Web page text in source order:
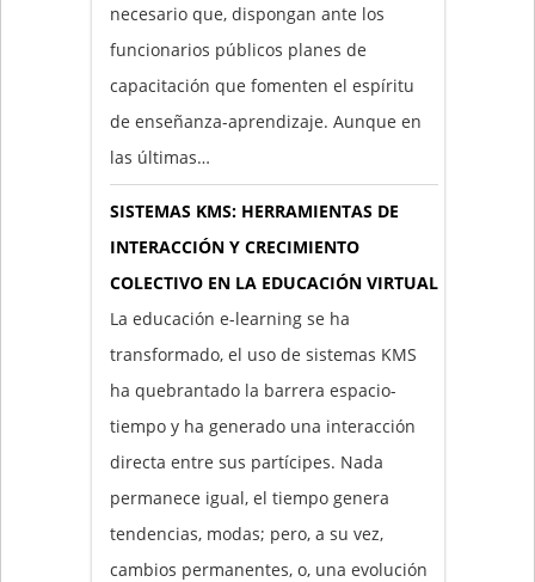
necesario que, dispongan ante los
funcionarios públicos planes de
capacitación que fomenten el espíritu
de enseñanza-aprendizaje. Aunque en
las últimas…
SISTEMAS KMS: HERRAMIENTAS DE
INTERACCIÓN Y CRECIMIENTO
COLECTIVO EN LA EDUCACIÓN VIRTUAL
La educación e-learning se ha
transformado, el uso de sistemas KMS
ha quebrantado la barrera espacio-
tiempo y ha generado una interacción
directa entre sus partícipes. Nada
permanece igual, el tiempo genera
tendencias, modas; pero, a su vez,
cambios permanentes, o, una evolución